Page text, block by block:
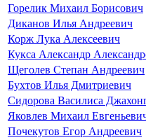
Горелик Михаил Борисович
Диканов Илья Андреевич
Корж Лука Алексеевич
Кукса Александр
Щеголев Степан Андреевич
Бухтов Илья Дмитриевич
Сидорова Василиса
Яковлев Михаил
Почекутов Егор Андреевич